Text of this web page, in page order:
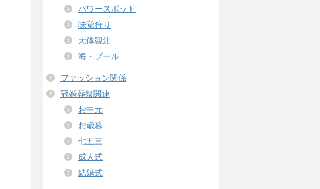
パワースポット
味覚狩り
天体観測
海・プール
ファッション関係
冠婚葬祭関連
お中元
お歳暮
七五三
成人式
結婚式